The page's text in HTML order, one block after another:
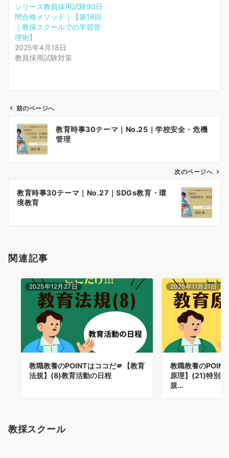
シリーズ教員採用試験90日
間合格メソッド｜【第18回
｜教採スクールでの学習管
理術】
2025年4月18日
教員採用試験対策
ビ
ン
前のページへ
教育時事30テーマ｜No.25｜学校安全・危機
管理
次のページへ
教育時事30テーマ｜No.27｜SDGs教育・環
境教育
関連記事
2025年12月27日
教職教養のPOINTはココだ🫵【教育
法規】(8)教育活動の日程
2025年11月21日
教職教養の
原理】(21)特別
規…
教採スクール